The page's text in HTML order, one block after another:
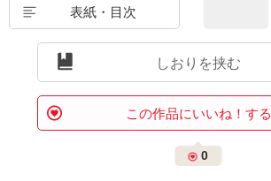
表紙・目次
しおりを挟む
この作品にいいね！する
0